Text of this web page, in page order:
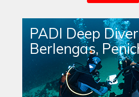
PADI Deep Diver
Berlengas,